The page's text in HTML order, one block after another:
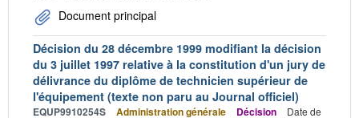
Document principal
Décision du 28 décembre 1999 modifiant la décision
du 3 juillet 1997 relative à la constitution d'un jury de
délivrance du diplôme de technicien supérieur de
l'équipement (texte non paru au Journal officiel)
EQUP9910254S Administration générale Décision Date de